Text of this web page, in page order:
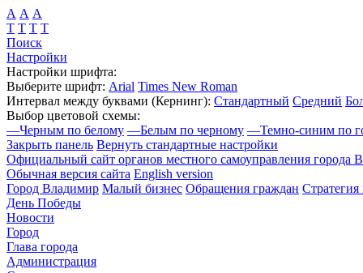
А А А
Т Т Т Т
Поиск
Настройки
Настройки шрифта:
Выберите шрифт: Arial Times New Roman
Интервал между буквами (Кернинг): Стандартный Средний
Выбор цветовой схемы:
—Черным по белому —Белым по черному —Темно-синим по
Закрыть панель Вернуть стандартные настройки
Официальный сайт органов местного самоуправления города
Обычная версия сайта English version
Город Владимир Малый бизнес Обращения граждан Стратегия
День Победы
Новости
Город
Глава города
Администрация